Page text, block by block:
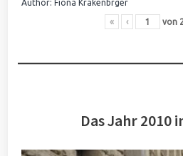
Author: Fiona Krakenbrger
« ‹ von
Das Jahr 2010